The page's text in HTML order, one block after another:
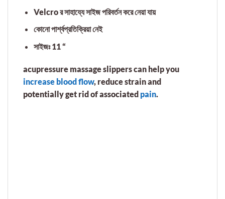
Velcro র সাহায্যে সাইজ পরিবর্তন করে নেয়া যায়
কোনো পার্শ্বপ্রতিক্রিয়া নেই
সাইজঃ 11 “
acupressure massage slipperscan help you
increase blood flow, reduce strain and
potentially get rid of associated pain.